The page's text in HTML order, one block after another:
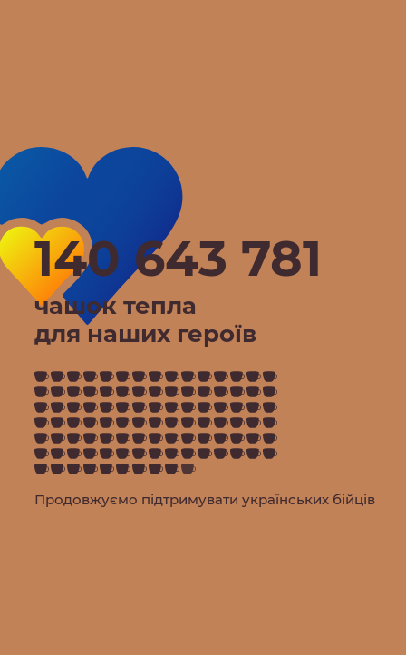
140 643 781
чашок тепла
для наших героїв
Продовжуємо підтримувати українських бійців